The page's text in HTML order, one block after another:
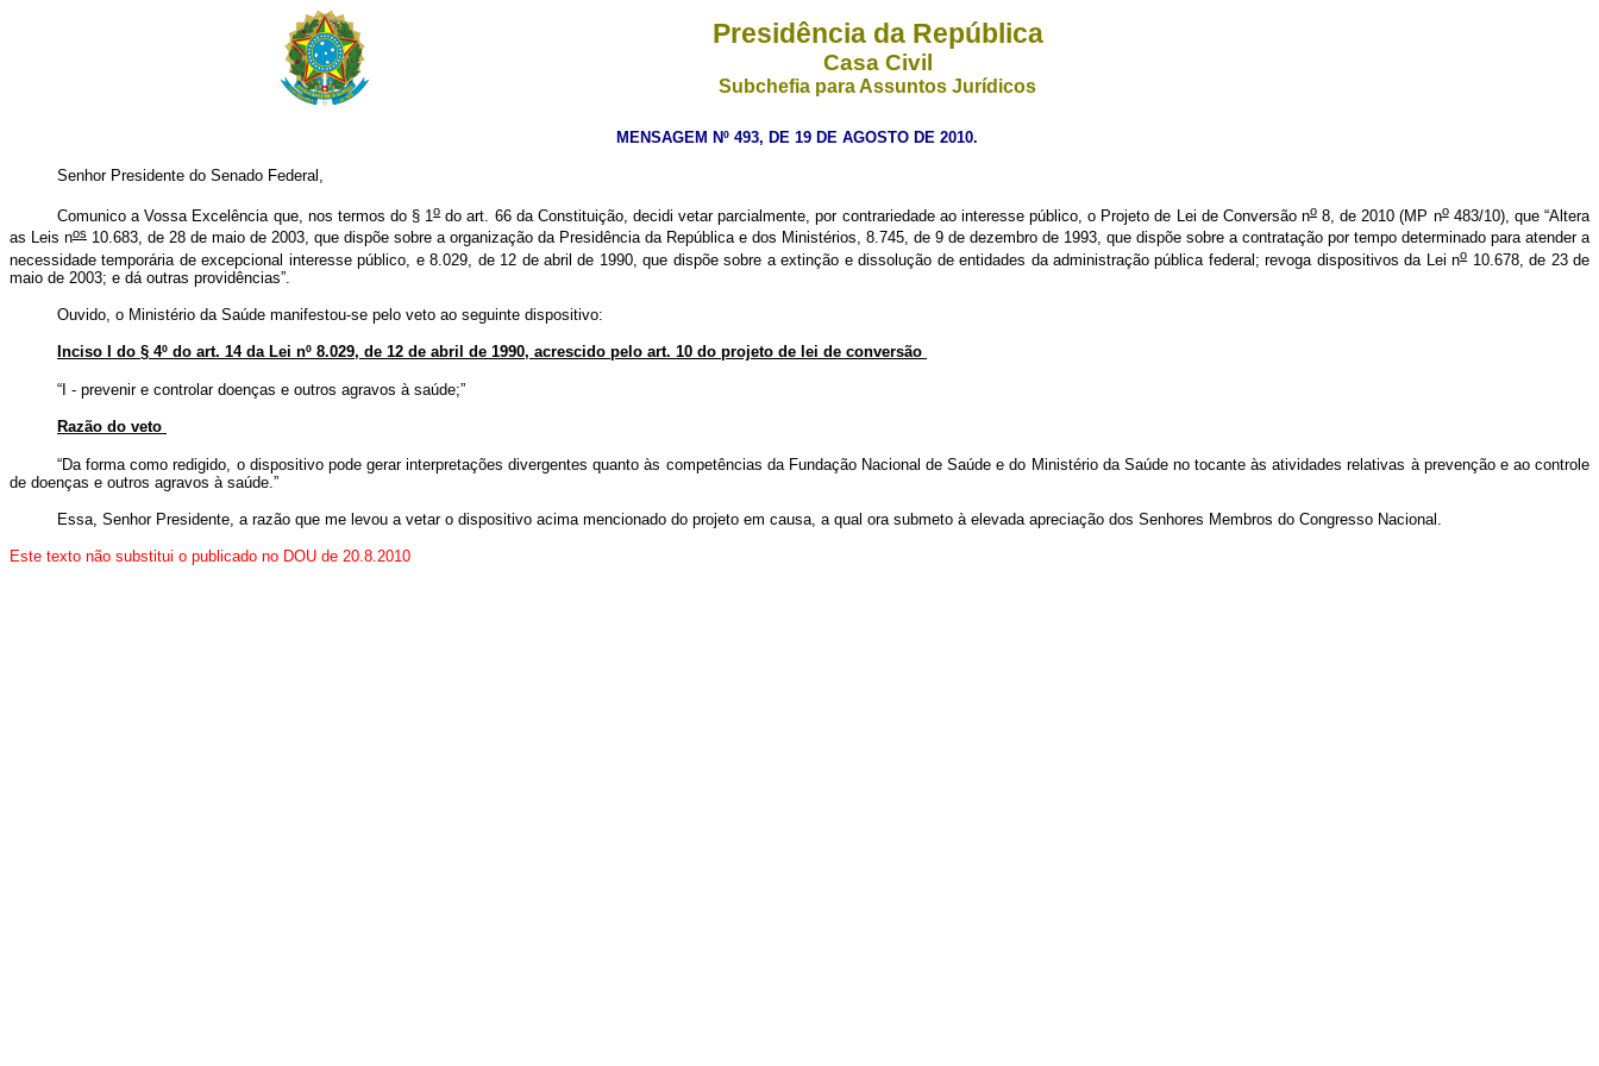
Presidência da República
Casa Civil
Subchefia para Assuntos Jurídicos
MENSAGEM Nº 493, DE 19 DE AGOSTO DE 2010.
Senhor Presidente do Senado Federal,
Comunico a Vossa Excelência que, nos termos do § 1odo art. 66 da Constituição, decidi vetar parcialmente, por contrariedade ao interesse público, o Projeto de Lei de Conversão no8, de 2010 (MP no483/10), que “Altera
as Leis nos 10.683, de 28 de maio de 2003, que dispõe sobre a organização da Presidência da República e dos Ministérios, 8.745, de 9 de dezembro de 1993, que dispõe sobre a contratação por tempo determinado para atender a
necessidade temporária de excepcional interesse público, e 8.029, de 12 de abril de 1990, que dispõe sobre a extinção e dissolução de entidades da administração pública federal; revoga dispositivos da Lei no10.678, de 23 de
maio de 2003; e dá outras providências”.
Ouvido, o Ministério da Saúde manifestou-se pelo veto ao seguinte dispositivo:
Inciso I do § 4º do art. 14 da Lei nº 8.029, de 12 de abril de 1990, acrescido pelo art. 10 do projeto de lei de conversão
“I - prevenir e controlar doenças e outros agravos à saúde;”
Razão do veto
“Da forma como redigido, o dispositivo pode gerar interpretações divergentes quanto às competências da Fundação Nacional de Saúde e do Ministério da Saúde no tocante às atividades relativas à prevenção e ao controle
de doenças e outros agravos à saúde.”
Essa, Senhor Presidente, a razão que me levou a vetar o dispositivo acima mencionado do projeto em causa, a qual ora submeto à elevada apreciação dos Senhores Membros do Congresso Nacional.
Este texto não substitui o publicado no DOU de 20.8.2010